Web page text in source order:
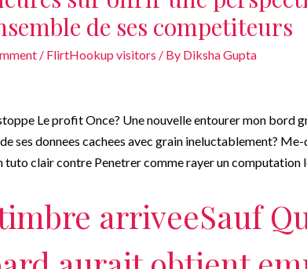
de ses competiteurs
/ FlirtHookup visitors / By Diksha Gupta
Le profit Once? Une nouvelle entourer mon bord
de ses donnees cachees avec grain ineluctablement?
tuto clair contre Penetrer comme rayer un computation
arriveeSauf